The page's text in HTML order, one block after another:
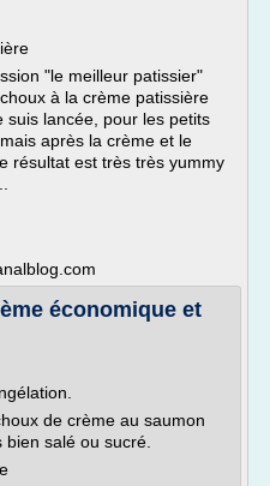
"le meilleur patissier"
à la crème patissière
suis lancée, pour les petits
après la crème et le
résultat est très très yummy
économique et
de crème au saumon
salé ou sucré.